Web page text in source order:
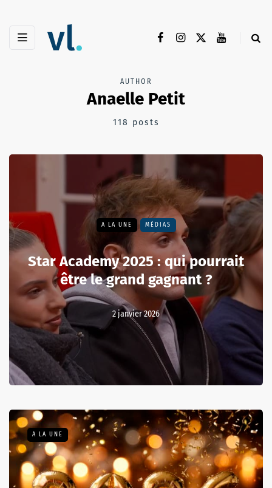
AUTHOR
Anaelle Petit
118 posts
A LA UNE MÉDIAS
Star Academy 2025 : qui pourrait
être le grand gagnant ?
2 janvier 2026
A LA UNE